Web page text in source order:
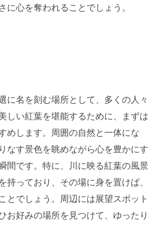
に心を奪われることでしょう。
に名を刻む場所として、多くの人々
しい紅葉を堪能するために、まずは
めします。周囲の自然と一体にな
なす景色を眺めながら心を豊かにす
間です。特に、川に映る紅葉の風景
を持っており、その場に身を置けば、
とでしょう。周辺には展望スポット
お好みの場所を見つけて、ゆったり